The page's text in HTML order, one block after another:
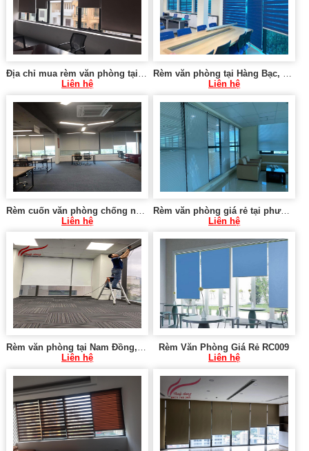
Liên hệ
Liên hệ
Rèm cuốn văn phòng chống nắng tại phường Tân Mai, Hoàng Mai
Liên hệ
Rèm văn phòng giá rẻ tại phường Phương Mai, Đống Đa
Liên hệ
Rèm văn phòng tại Nam Đồng, Đống Đa
Liên hệ
Rèm Văn Phòng Giá Rẻ RC009
Liên hệ